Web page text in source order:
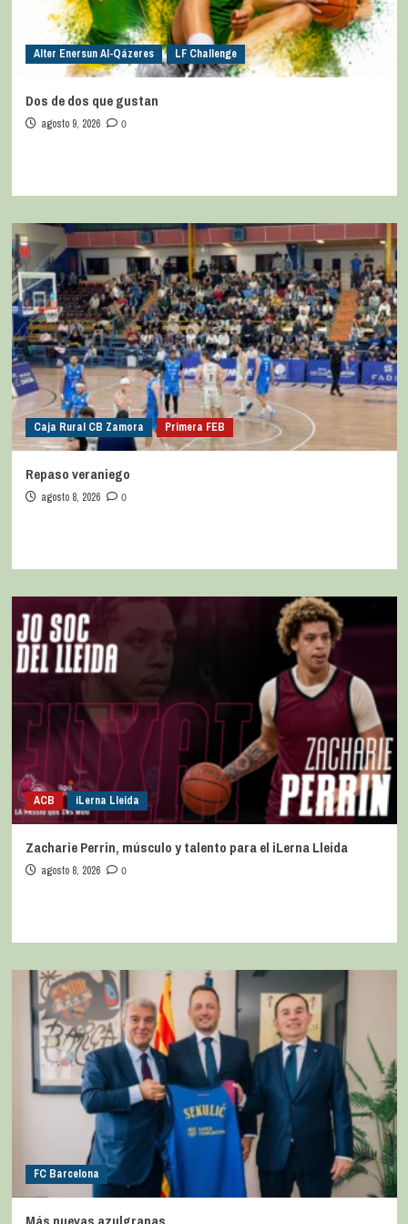
Alter Enersun Al-Qázeres LF Challenge
Dos de dos que gustan
agosto 9, 2026 0
Caja Rural CB Zamora Primera FEB
Repaso veraniego
agosto 8, 2026 0
ACB iLerna Lleida
Zacharie Perrin, músculo y talento para el iLerna Lleida
agosto 8, 2026 0
FC Barcelona